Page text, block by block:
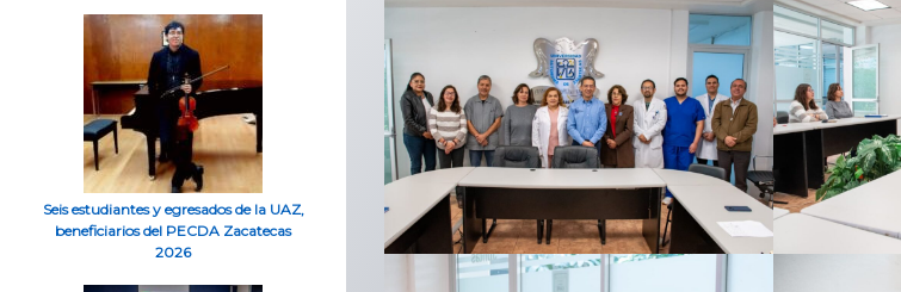
Seis estudiantes y egresados de la UAZ,
beneficiarios del PECDA Zacatecas
2026